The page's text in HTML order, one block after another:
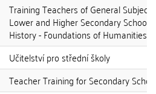
Training Teachers of General
Lower and Higher Secondary Schools
History - Foundations of Humanities
Učitelství pro střední školy
Teacher Training for Secondary